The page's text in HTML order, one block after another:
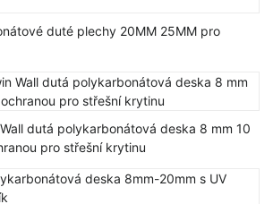
duté plechy 20MM 25MM pro
dutá polykarbonátová deska 8 mm 10
pro střešní krytinu